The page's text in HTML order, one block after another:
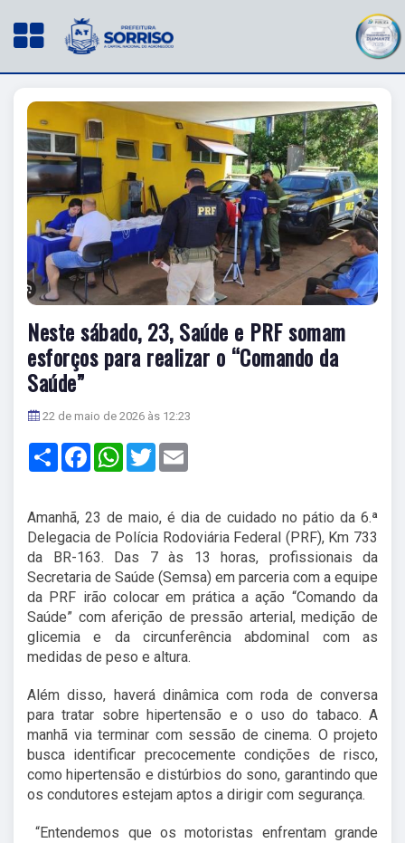
Neste sábado, 23, Saúde e PRF somam
esforços para realizar o “Comando da
Saúde”
22 de maio de 2026 às 12:23
Share FacebookWhatsApp
Twitter
Amanhã, 23 de maio, é dia de cuidado no pátio da 6.ª
Delegacia de Polícia Rodoviária Federal (PRF), Km 733
da BR-163. Das 7 às 13 horas, profissionais da
Secretaria de Saúde (Semsa) em parceria com a equipe
da PRF irão colocar em prática a ação “Comando da
Saúde” com aferição de pressão arterial, medição de
glicemia e da circunferência abdominal com as
medidas de peso e altura.
Além disso, haverá dinâmica com roda de conversa
para tratar sobre hipertensão e o uso do tabaco. A
manhã via terminar com sessão de cinema. O projeto
busca identificar precocemente condições de risco,
como hipertensão e distúrbios do sono, garantindo que
os condutores estejam aptos a dirigir com segurança.
“Entendemos que os motoristas enfrentam grande